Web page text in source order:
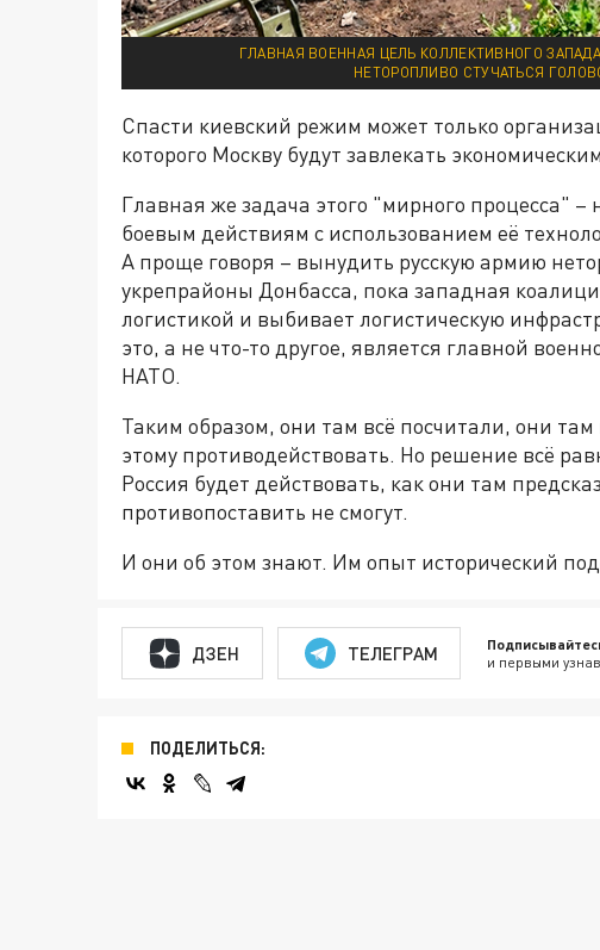
ГЛАВНАЯ ВОЕННАЯ ЦЕЛЬ КОЛЛЕКТИВНОГО
НЕТОРОПЛИВО СТУЧАТЬСЯ
Спасти киевский режим может только
которого Москву будут завлекать
Главная же задача этого "мирного процесса"
боевым действиям с использованием её
А проще говоря – вынудить русскую армию
укрепрайоны Донбасса, пока западная
логистикой и выбивает логистическую
это, а не что-то другое, является главной
НАТО.
Таким образом, они там всё посчитали, они
этому противодействовать. Но решение всё
Россия будет действовать, как они там
противопоставить не смогут.
И они об этом знают. Им опыт исторический
ДЗЕН ТЕЛЕГРАМ и первыми
ПОДЕЛИТЬСЯ: